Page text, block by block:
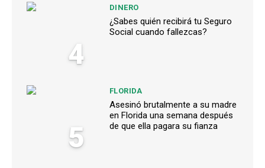
4
DINERO
¿Sabes quién recibirá tu Seguro
Social cuando fallezcas?
5
FLORIDA
Asesinó brutalmente a su madre
en Florida una semana después
de que ella pagara su fianza